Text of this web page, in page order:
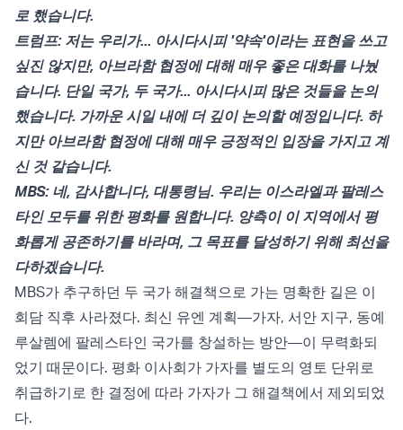
로 했습니다.
트럼프: 저는 우리가... 아시다시피 '약속'이라는 표현을 쓰고
싶진 않지만, 아브라함 협정에 대해 매우 좋은 대화를 나눴
습니다. 단일 국가, 두 국가... 아시다시피 많은 것들을 논의
했습니다. 가까운 시일 내에 더 깊이 논의할 예정입니다. 하
지만 아브라함 협정에 대해 매우 긍정적인 입장을 가지고 계
신 것 같습니다.
MBS: 네, 감사합니다, 대통령님. 우리는 이스라엘과 팔레스
타인 모두를 위한 평화를 원합니다. 양측이 이 지역에서 평
화롭게 공존하기를 바라며, 그 목표를 달성하기 위해 최선을
다하겠습니다.
MBS가 추구하던 두 국가 해결책으로 가는 명확한 길은 이
회담 직후 사라졌다. 최신 유엔 계획—가자, 서안 지구, 동예
루살렘에 팔레스타인 국가를 창설하는 방안—이 무력화되
었기 때문이다. 평화 이사회가 가자를 별도의 영토 단위로
취급하기로 한 결정에 따라 가자가 그 해결책에서 제외되었
다.